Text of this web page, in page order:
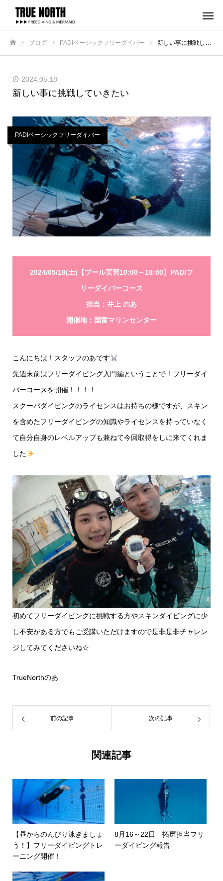
ブログ PADIベーシックフリーダイバー 新しい事に挑戦していきたい
2024.05.18
新しい事に挑戦していきたい
PADIベーシックフリーダイバー
2024/05/18(土)【プール実習10:00～18:00】PADIフ
リーダイバーコース
担当：井上 のあ
開催地：国富マリンセンター
こんにちは！スタッフのあです
先週末前はフリーダイビング入門編ということで！フリーダイ
バーコースを開催！！！！
スクーバダイビングのライセンスはお持ちの様ですが、スキン
を含めたフリーダイビングの知識やライセンスを持っていなく
て自分自身のレベルアップも兼ねて今回取得をしに来てくれま
した
初めてフリーダイビングに挑戦する方やスキンダイビングに少
し不安がある方でもご受講いただけますので是非是非チャレン
ジしてみてくださいね☆
TrueNorthのあ
前の記事 次の記事
関連記事
【昼からのんびり泳ぎましょ
う！】フリーダイビングトレ
ーニング開催！
8月16～22日 拓磨担当フリ
ーダイビング報告